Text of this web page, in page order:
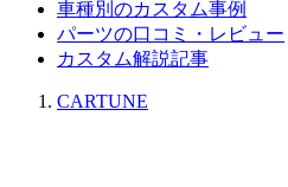
車種別のカスタム事例
パーツの口コミ・レビュー
カスタム解説記事
CARTUNE